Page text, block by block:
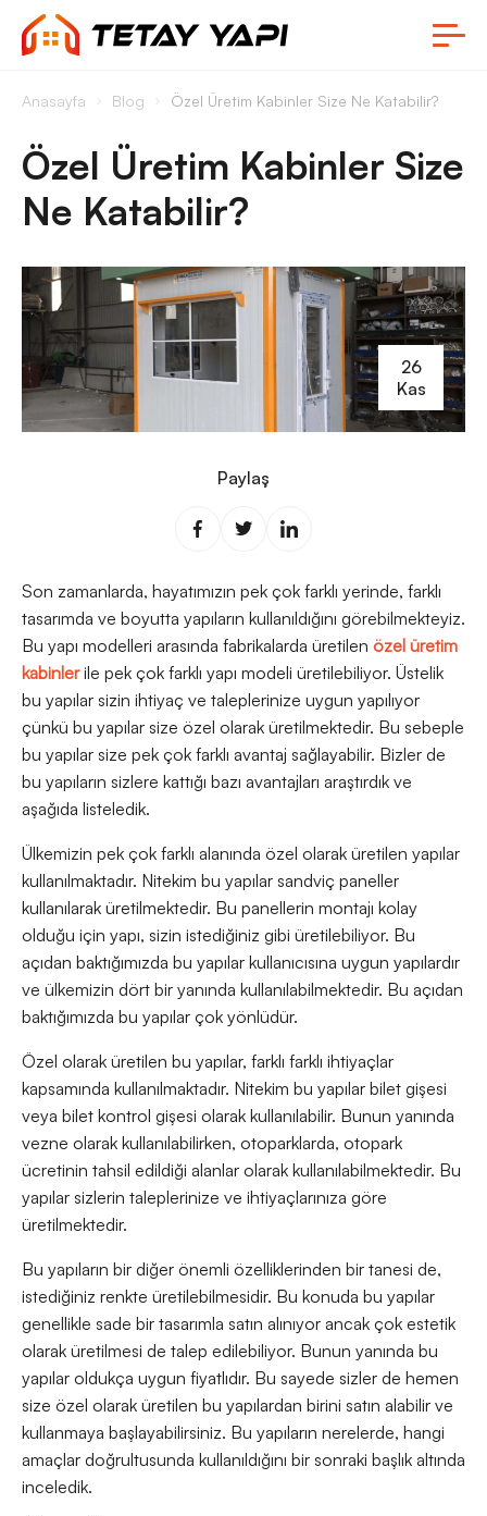
Anasayfa Blog Özel Üretim Kabinler Size Ne Katabilir?
Özel Üretim Kabinler Size
Ne Katabilir?
26
Kas
Paylaş
Son zamanlarda, hayatımızın pek çok farklı yerinde, farklı
tasarımda ve boyutta yapıların kullanıldığını görebilmekteyiz.
Bu yapı modelleri arasında fabrikalarda üretilen özel üretim
kabinlerile pek çok farklı yapı modeli üretilebiliyor. Üstelik
bu yapılar sizin ihtiyaç ve taleplerinize uygun yapılıyor
çünkü bu yapılar size özel olarak üretilmektedir. Bu sebeple
bu yapılar size pek çok farklı avantaj sağlayabilir. Bizler de
bu yapıların sizlere kattığı bazı avantajları araştırdık ve
aşağıda listeledik.
Ülkemizin pek çok farklı alanında özel olarak üretilen yapılar
kullanılmaktadır. Nitekim bu yapılar sandviç paneller
kullanılarak üretilmektedir. Bu panellerin montajı kolay
olduğu için yapı, sizin istediğiniz gibi üretilebiliyor. Bu
açıdan baktığımızda bu yapılar kullanıcısına uygun yapılardır
ve ülkemizin dört bir yanında kullanılabilmektedir. Bu açıdan
baktığımızda bu yapılar çok yönlüdür.
Özel olarak üretilen bu yapılar, farklı farklı ihtiyaçlar
kapsamında kullanılmaktadır. Nitekim bu yapılar bilet gişesi
veya bilet kontrol gişesi olarak kullanılabilir. Bunun yanında
vezne olarak kullanılabilirken, otoparklarda, otopark
ücretinin tahsil edildiği alanlar olarak kullanılabilmektedir. Bu
yapılar sizlerin taleplerinize ve ihtiyaçlarınıza göre
üretilmektedir.
Bu yapıların bir diğer önemli özelliklerinden bir tanesi de,
istediğiniz renkte üretilebilmesidir. Bu konuda bu yapılar
genellikle sade bir tasarımla satın alınıyor ancak çok estetik
olarak üretilmesi de talep edilebiliyor. Bunun yanında bu
yapılar oldukça uygun fiyatlıdır. Bu sayede sizler de hemen
size özel olarak üretilen bu yapılardan birini satın alabilir ve
kullanmaya başlayabilirsiniz. Bu yapıların nerelerde, hangi
amaçlar doğrultusunda kullanıldığını bir sonraki başlık altında
inceledik.